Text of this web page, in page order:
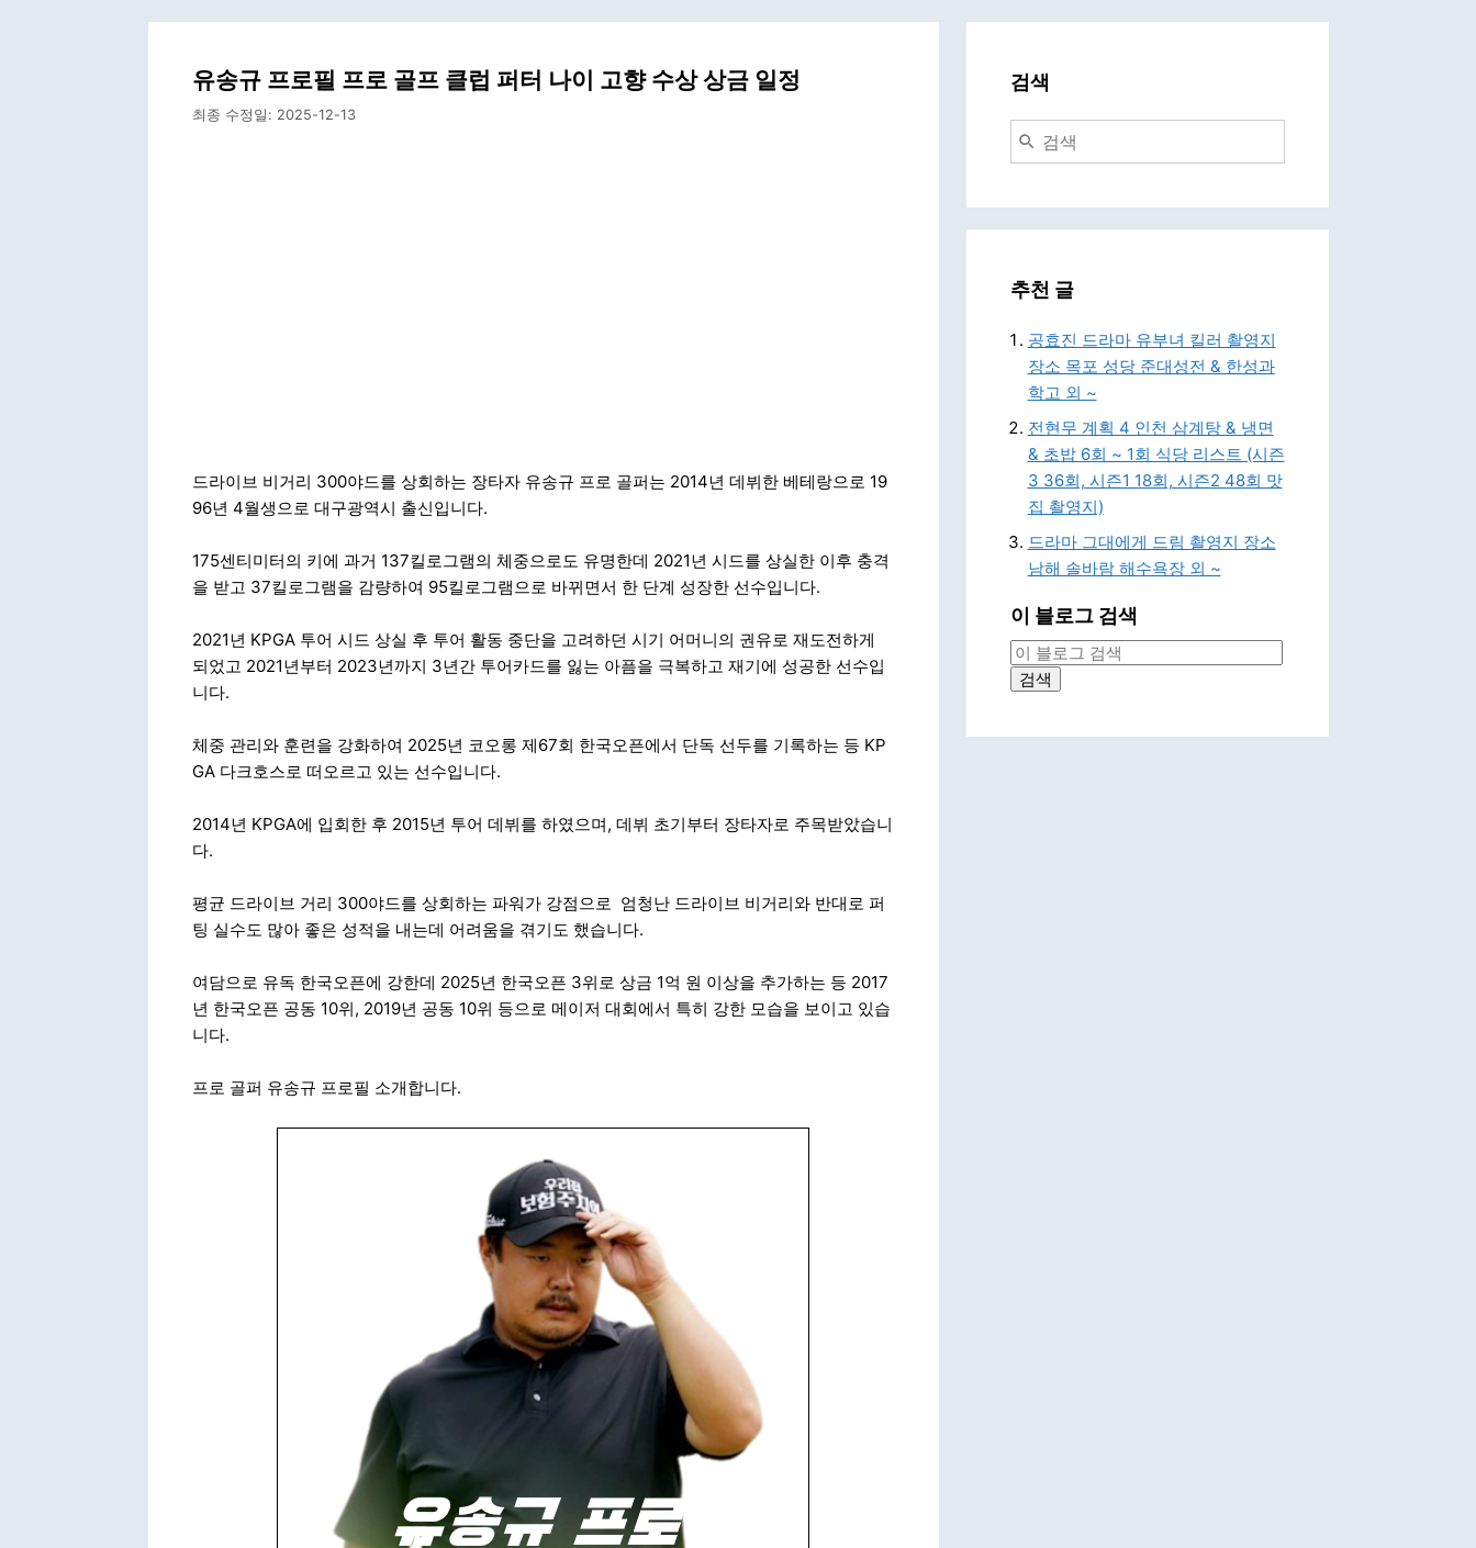
유송규 프로필 프로 골프 클럽 퍼터 나이 고향 수상 상금 일정
최종 수정일: 2025-12-13
드라이브 비거리 300야드를 상회하는 장타자 유송규 프로 골퍼는 2014년 데뷔한 베테랑으로 19
96년 4월생으로 대구광역시 출신입니다.
175센티미터의 키에 과거 137킬로그램의 체중으로도 유명한데 2021년 시드를 상실한 이후 충격
을 받고 37킬로그램을 감량하여 95킬로그램으로 바뀌면서 한 단계 성장한 선수입니다.
2021년 KPGA 투어 시드 상실 후 투어 활동 중단을 고려하던 시기 어머니의 권유로 재도전하게
되었고 2021년부터 2023년까지 3년간 투어카드를 잃는 아픔을 극복하고 재기에 성공한 선수입
니다.
체중 관리와 훈련을 강화하여 2025년 코오롱 제67회 한국오픈에서 단독 선두를 기록하는 등 KP
GA 다크호스로 떠오르고 있는 선수입니다.
2014년 KPGA에 입회한 후 2015년 투어 데뷔를 하였으며, 데뷔 초기부터 장타자로 주목받았습니
다.
평균 드라이브 거리 300야드를 상회하는 파워가 강점으로 엄청난 드라이브 비거리와 반대로 퍼
팅 실수도 많아 좋은 성적을 내는데 어려움을 겪기도 했습니다.
여담으로 유독 한국오픈에 강한데 2025년 한국오픈 3위로 상금 1억 원 이상을 추가하는 등 2017
년 한국오픈 공동 10위, 2019년 공동 10위 등으로 메이저 대회에서 특히 강한 모습을 보이고 있습
니다.
프로 골퍼 유송규 프로필 소개합니다.
검색
추천 글
공효진 드라마 유부녀 킬러 촬영지
장소 목포 성당 준대성전 & 한성과
학고 외 ~
전현무 계획 4 인천 삼계탕 & 냉면
& 초밥 6회 ~ 1회 식당 리스트 (시즌
3 36회, 시즌1 18회, 시즌2 48회 맛
집 촬영지)
드라마 그대에게 드림 촬영지 장소
남해 솔바람 해수욕장 외 ~
이 블로그 검색